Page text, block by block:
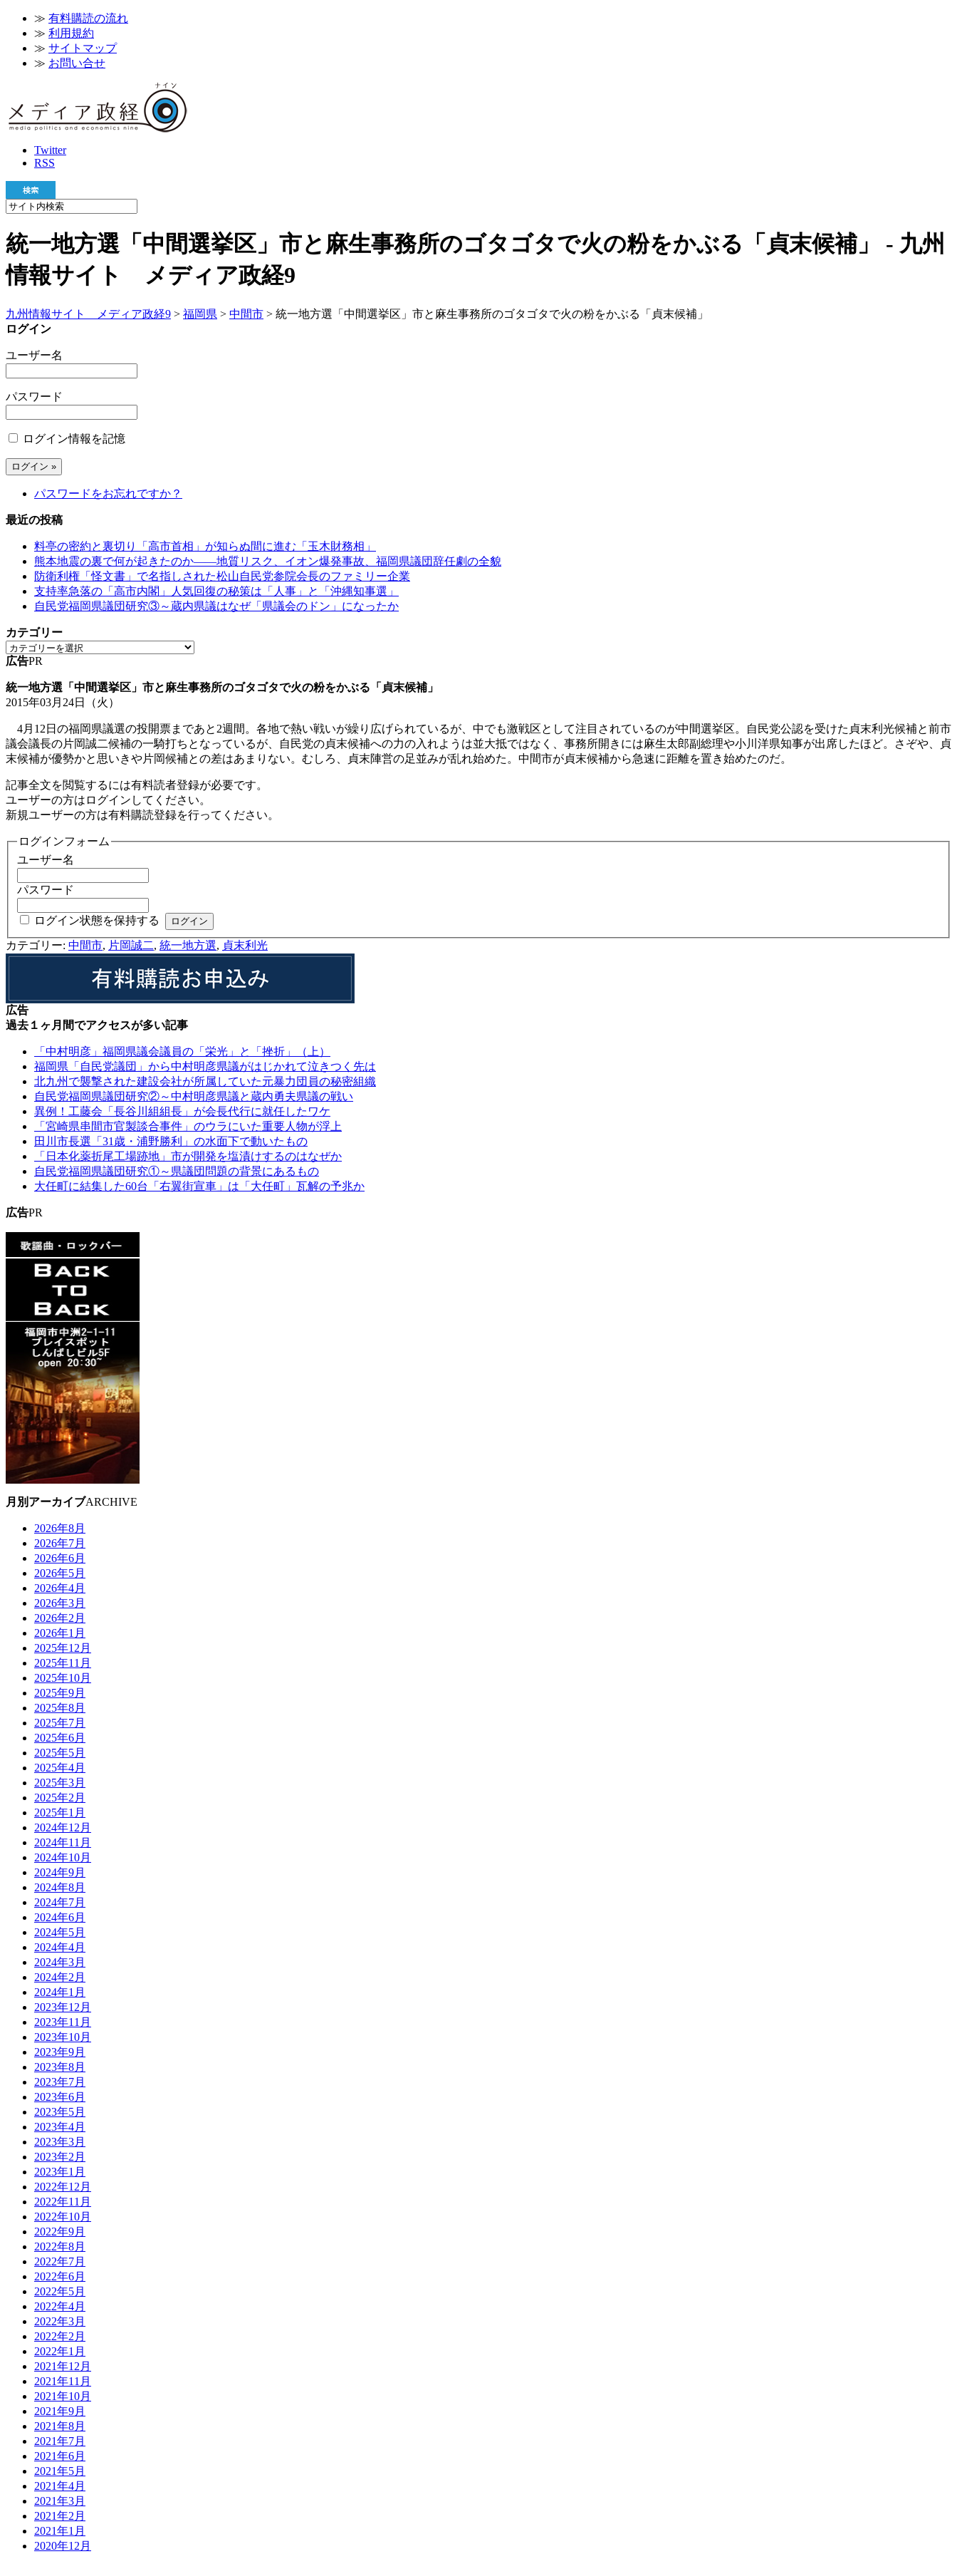
≫ 有料購読の流れ
≫ 利用規約
≫ サイトマップ
≫ お問い合せ
Twitter
RSS
統一地方選「中間選挙区」市と麻生事務所のゴタゴタで火の粉をかぶる「貞末候補」 - 九州
情報サイト メディア政経9
九州情報サイト メディア政経9 > 福岡県 > 中間市 > 統一地方選「中間選挙区」市と麻生事務所のゴタゴタで火の粉をかぶる「貞末候補」
ログイン
ユーザー名
パスワード
ログイン情報を記憶
パスワードをお忘れですか？
最近の投稿
料亭の密約と裏切り「高市首相」が知らぬ間に進む「玉木財務相」
熊本地震の裏で何が起きたのか――地質リスク、イオン爆発事故、福岡県議団辞任劇の全貌
防衛利権「怪文書」で名指しされた松山自民党参院会長のファミリー企業
支持率急落の「高市内閣」人気回復の秘策は「人事」と「沖縄知事選」
自民党福岡県議団研究③～蔵内県議はなぜ「県議会のドン」になったか
カテゴリー
広告PR
統一地方選「中間選挙区」市と麻生事務所のゴタゴタで火の粉をかぶる「貞末候補」
2015年03月24日（火）
4月12日の福岡県議選の投開票まであと2週間。各地で熱い戦いが繰り広げられているが、中でも激戦区として注目されているのが中間選挙区。自民党公認を受けた貞末利光候補と前市
議会議長の片岡誠二候補の一騎打ちとなっているが、自民党の貞末候補への力の入れようは並大抵ではなく、事務所開きには麻生太郎副総理や小川洋県知事が出席したほど。さぞや、貞
末候補が優勢かと思いきや片岡候補との差はあまりない。むしろ、貞末陣営の足並みが乱れ始めた。中間市が貞末候補から急速に距離を置き始めたのだ。
記事全文を閲覧するには有料読者登録が必要です。
ユーザーの方はログインしてください。
新規ユーザーの方は有料購読登録を行ってください。
ログインフォーム
ユーザー名
パスワード
ログイン状態を保持する
カテゴリー: 中間市, 片岡誠二, 統一地方選, 貞末利光
広告
過去１ヶ月間でアクセスが多い記事
「中村明彦」福岡県議会議員の「栄光」と「挫折」（上）
福岡県「自民党議団」から中村明彦県議がはじかれて泣きつく先は
北九州で襲撃された建設会社が所属していた元暴力団員の秘密組織
自民党福岡県議団研究②～中村明彦県議と蔵内勇夫県議の戦い
異例！工藤会「長谷川組組長」が会長代行に就任したワケ
「宮崎県串間市官製談合事件」のウラにいた重要人物が浮上
田川市長選「31歳・浦野勝利」の水面下で動いたもの
「日本化薬折尾工場跡地」市が開発を塩漬けするのはなぜか
自民党福岡県議団研究①～県議団問題の背景にあるもの
大任町に結集した60台「右翼街宣車」は「大任町」瓦解の予兆か
広告PR
月別アーカイブARCHIVE
2026年8月
2026年7月
2026年6月
2026年5月
2026年4月
2026年3月
2026年2月
2026年1月
2025年12月
2025年11月
2025年10月
2025年9月
2025年8月
2025年7月
2025年6月
2025年5月
2025年4月
2025年3月
2025年2月
2025年1月
2024年12月
2024年11月
2024年10月
2024年9月
2024年8月
2024年7月
2024年6月
2024年5月
2024年4月
2024年3月
2024年2月
2024年1月
2023年12月
2023年11月
2023年10月
2023年9月
2023年8月
2023年7月
2023年6月
2023年5月
2023年4月
2023年3月
2023年2月
2023年1月
2022年12月
2022年11月
2022年10月
2022年9月
2022年8月
2022年7月
2022年6月
2022年5月
2022年4月
2022年3月
2022年2月
2022年1月
2021年12月
2021年11月
2021年10月
2021年9月
2021年8月
2021年7月
2021年6月
2021年5月
2021年4月
2021年3月
2021年2月
2021年1月
2020年12月